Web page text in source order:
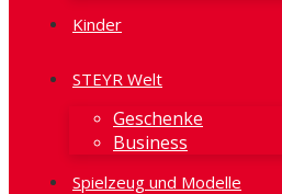
Kinder
STEYR Welt
Geschenke
Business
Spielzeug und Modelle